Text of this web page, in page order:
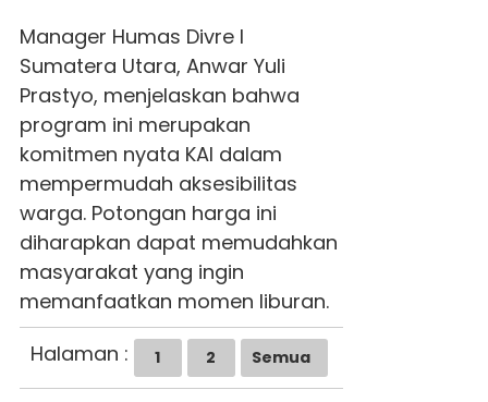
Manager Humas Divre I
Sumatera Utara, Anwar Yuli
Prastyo, menjelaskan bahwa
program ini merupakan
komitmen nyata KAI dalam
mempermudah aksesibilitas
warga. Potongan harga ini
diharapkan dapat memudahkan
masyarakat yang ingin
memanfaatkan momen liburan.
Halaman :
1 2 Semua